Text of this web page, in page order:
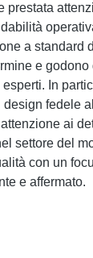
prestata
a standard
e
In
fedele
ai
settore del
con un
e affermato.